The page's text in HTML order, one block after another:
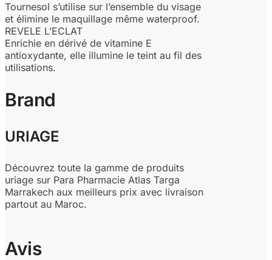
Tournesol s’utilise sur l’ensemble du visage
et élimine le maquillage même waterproof.
REVELE L’ECLAT
Enrichie en dérivé de vitamine E
antioxydante, elle illumine le teint au fil des
utilisations.
Brand
URIAGE
Découvrez toute la gamme de produits
uriage sur Para Pharmacie Atlas Targa
Marrakech aux meilleurs prix avec livraison
partout au Maroc.
Avis